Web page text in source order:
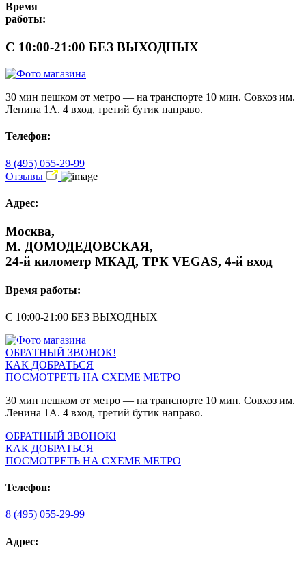
Время
работы:
С 10:00-21:00 БЕЗ ВЫХОДНЫХ
30 мин пешком от метро — на транспорте 10 мин. Совхоз им.
Ленина 1А. 4 вход, третий бутик направо.
Телефон:
8 (495) 055-29-99
Отзывы
Адрес:
Москва,
М. ДОМОДЕДОВСКАЯ,
24-й километр МКАД, ТРК VEGAS, 4-й вход
Время работы:
С 10:00-21:00 БЕЗ ВЫХОДНЫХ
ОБРАТНЫЙ ЗВОНОК!
КАК ДОБРАТЬСЯ
ПОСМОТРЕТЬ НА СХЕМЕ МЕТРО
30 мин пешком от метро — на транспорте 10 мин. Совхоз им.
Ленина 1А. 4 вход, третий бутик направо.
ОБРАТНЫЙ ЗВОНОК!
КАК ДОБРАТЬСЯ
ПОСМОТРЕТЬ НА СХЕМЕ МЕТРО
Телефон:
8 (495) 055-29-99
Адрес: